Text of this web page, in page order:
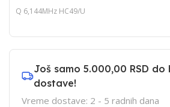
Q 6,144MHz HC49/U
Još samo 5.000,00 RSD do
dostave!
Vreme dostave: 2 - 5 radnih dana